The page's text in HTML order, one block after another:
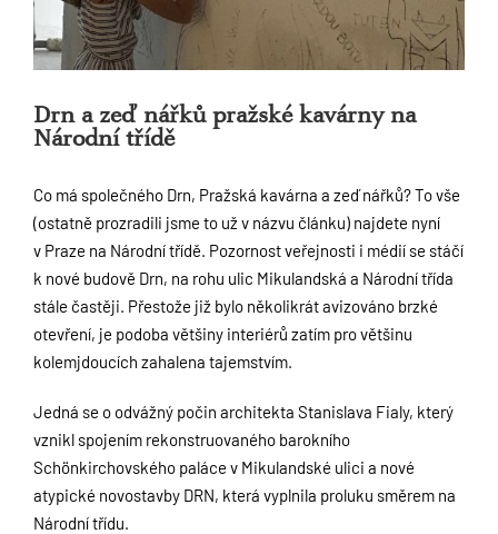
Drn a zeď nářků pražské kavárny na
Národní třídě
Co má společného Drn, Pražská kavárna a zeď nářků? To vše
(ostatně prozradili jsme to už v názvu článku) najdete nyní
v Praze na Národní třídě. Pozornost veřejnosti i médií se stáčí
k nové budově Drn, na rohu ulic Mikulandská a Národní třída
stále častěji. Přestože již bylo několikrát avizováno brzké
otevření, je podoba většiny interiérů zatím pro většinu
kolemjdoucích zahalena tajemstvím.
Jedná se o odvážný počin architekta Stanislava Fialy, který
vznikl spojením rekonstruovaného barokního
Schönkirchovského paláce v Mikulandské ulici a nové
atypické novostavby DRN, která vyplnila proluku směrem na
Národní třídu.